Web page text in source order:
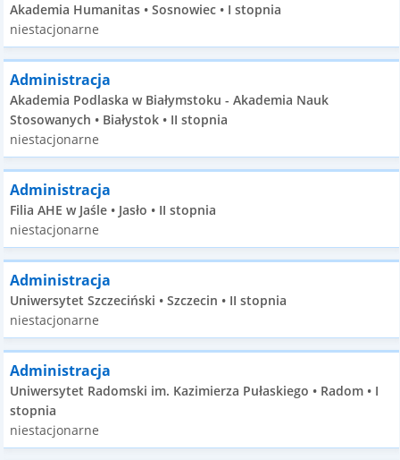
Akademia Humanitas • Sosnowiec • I stopnia
niestacjonarne
Administracja
Akademia Podlaska w Białymstoku - Akademia Nauk
Stosowanych • Białystok • II stopnia
niestacjonarne
Administracja
Filia AHE w Jaśle • Jasło • II stopnia
niestacjonarne
Administracja
Uniwersytet Szczeciński • Szczecin • II stopnia
niestacjonarne
Administracja
Uniwersytet Radomski im. Kazimierza Pułaskiego • Radom • I
stopnia
niestacjonarne